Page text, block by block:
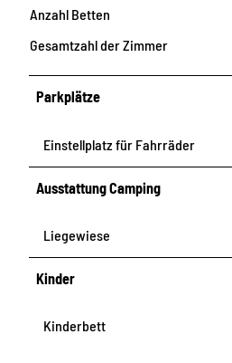
Anzahl Betten
Gesamtzahl der Zimmer
Parkplätze
Einstellplatz für Fahrräder
Ausstattung Camping
Liegewiese
Kinder
Kinderbett